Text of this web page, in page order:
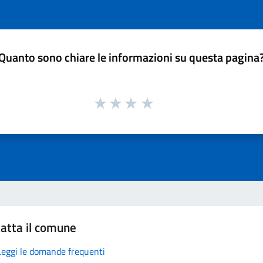
sono chiare le informazioni su questa
il comune
le domande frequenti